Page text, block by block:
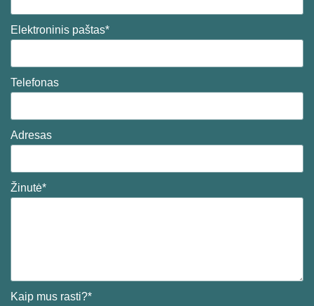
Elektroninis paštas*
Telefonas
Adresas
Žinutė*
Kaip mus rasti?*